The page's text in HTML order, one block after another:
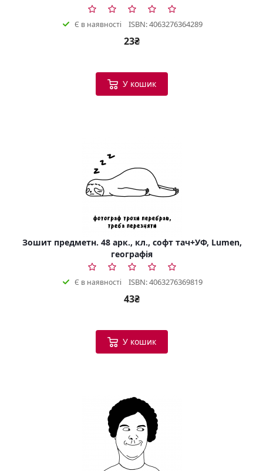
Є в наявності ISBN: 4063276364289
23₴
У кошик
Зошит предметн. 48 арк., кл., софт тач+УФ, Lumen,
географія
Є в наявності ISBN: 4063276369819
43₴
У кошик